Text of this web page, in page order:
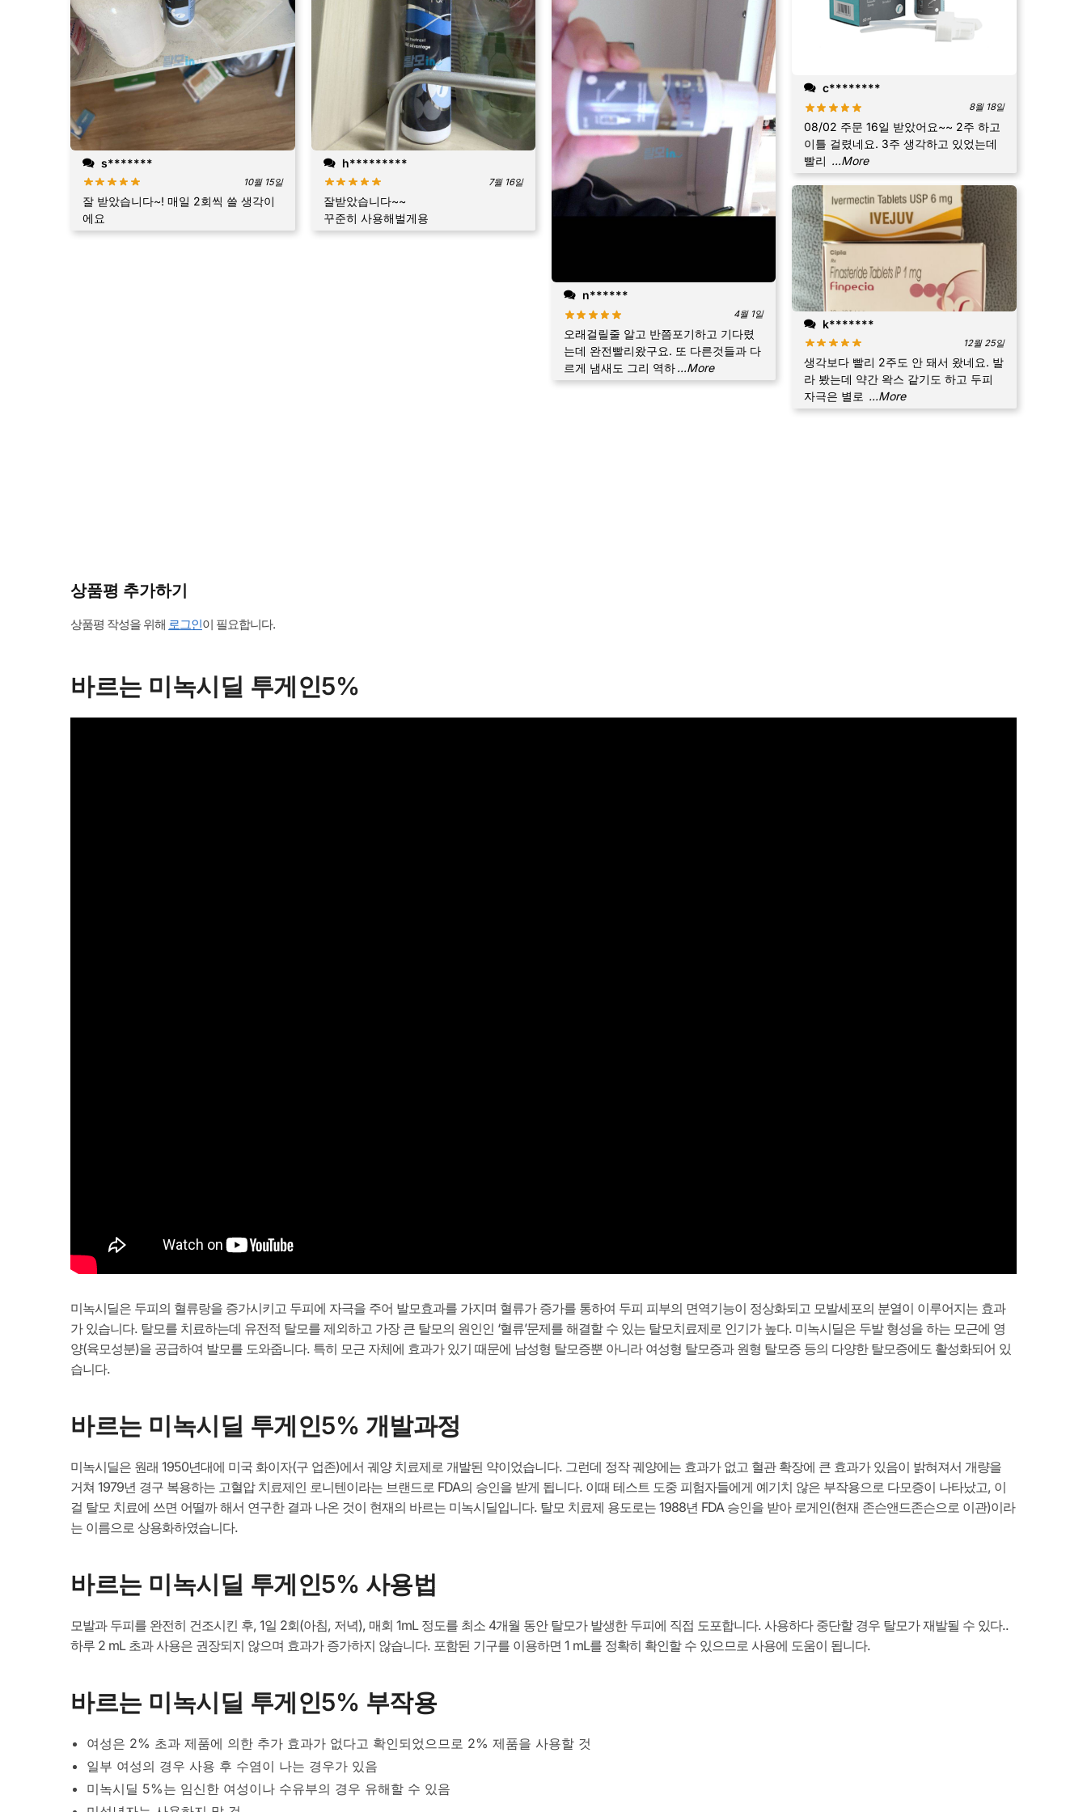
s*******
10월 15일
잘 받았습니다~! 매일 2회씩 쓸 생각이
에요
h*********
7월 16일
잘받았습니다~~
꾸준히 사용해벌게용
n******
4월 1일
오래걸릴줄 알고 반쯤포기하고 기다렸
는데 완전빨리왔구요. 또 다른것들과 다
르게 냄새도 그리 역하...More
c********
8월 18일
08/02 주문 16일 받았어요~~ 2주 하고
이틀 걸렸네요. 3주 생각하고 있었는데
빨리 ...More
k*******
12월 25일
생각보다 빨리 2주도 안 돼서 왔네요. 발
라 봤는데 약간 왁스 같기도 하고 두피
자극은 별로 ...More
상품평 추가하기
상품평 작성을 위해 로그인이 필요합니다.
바르는 미녹시딜 투게인5%
미녹시딜은 두피의 혈류랑을 증가시키고 두피에 자극을 주어 발모효과를 가지며 혈류가 증가를 통하여 두피 피부의 면역기능이 정상화되고 모발세포의 분열이 이루어지는 효과
가 있습니다. 탈모를 치료하는데 유전적 탈모를 제외하고 가장 큰 탈모의 원인인 ‘혈류’문제를 해결할 수 있는 탈모치료제로 인기가 높다. 미녹시딜은 두발 형성을 하는 모근에 영
양(육모성분)을 공급하여 발모를 도와줍니다. 특히 모근 자체에 효과가 있기 때문에 남성형 탈모증뿐 아니라 여성형 탈모증과 원형 탈모증 등의 다양한 탈모증에도 활성화되어 있
습니다.
바르는 미녹시딜 투게인5% 개발과정
미녹시딜은 원래 1950년대에 미국 화이자(구 업존)에서 궤양 치료제로 개발된 약이었습니다. 그런데 정작 궤양에는 효과가 없고 혈관 확장에 큰 효과가 있음이 밝혀져서 개량을
거쳐 1979년 경구 복용하는 고혈압 치료제인 로니텐이라는 브랜드로 FDA의 승인을 받게 됩니다. 이때 테스트 도중 피험자들에게 예기치 않은 부작용으로 다모증이 나타났고, 이
걸 탈모 치료에 쓰면 어떨까 해서 연구한 결과 나온 것이 현재의 바르는 미녹시딜입니다. 탈모 치료제 용도로는 1988년 FDA 승인을 받아 로게인(현재 존슨앤드존슨으로 이관)이라
는 이름으로 상용화하였습니다.
바르는 미녹시딜 투게인5% 사용법
모발과 두피를 완전히 건조시킨 후, 1일 2회(아침, 저녁), 매회 1mL 정도를 최소 4개월 동안 탈모가 발생한 두피에 직접 도포합니다. 사용하다 중단할 경우 탈모가 재발될 수 있다..
하루 2 mL 초과 사용은 권장되지 않으며 효과가 증가하지 않습니다. 포함된 기구를 이용하면 1 mL를 정확히 확인할 수 있으므로 사용에 도움이 됩니다.
바르는 미녹시딜 투게인5% 부작용
여성은 2% 초과 제품에 의한 추가 효과가 없다고 확인되었으므로 2% 제품을 사용할 것
일부 여성의 경우 사용 후 수염이 나는 경우가 있음
미녹시딜 5%는 임신한 여성이나 수유부의 경우 유해할 수 있음